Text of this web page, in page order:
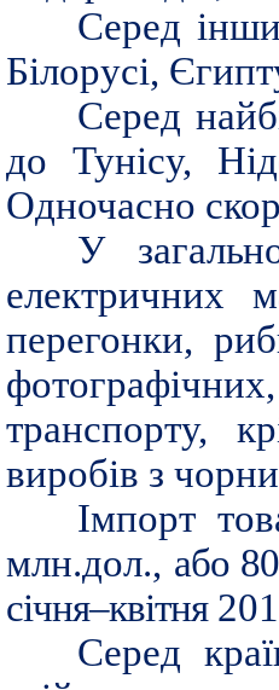
Серед
Білорусі,
Серед
до Тунісу,
Одночасно
У
електричних
перегонки,
транспорту,
виробів з
Імпорт
млн.дол., або
січня–квітня
Серед